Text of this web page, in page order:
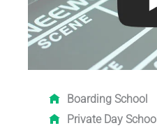
Boarding School
Private Day School